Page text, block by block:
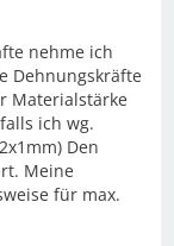
nehme ich
Dehnungskräfte
Materialstärke
ich wg.
Den
Meine
für max.